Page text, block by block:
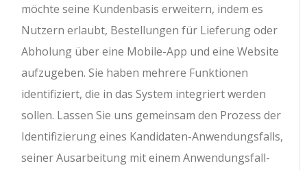
möchte seine Kundenbasis erweitern, indem es
Nutzern erlaubt, Bestellungen für Lieferung oder
Abholung über eine Mobile-App und eine Website
aufzugeben. Sie haben mehrere Funktionen
identifiziert, die in das System integriert werden
sollen. Lassen Sie uns gemeinsam den Prozess der
Identifizierung eines Kandidaten-Anwendungsfalls,
seiner Ausarbeitung mit einem Anwendungsfall-